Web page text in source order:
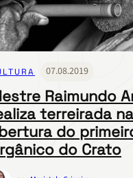
07.08.2019
Raimundo
terreirada na
do
do Crato